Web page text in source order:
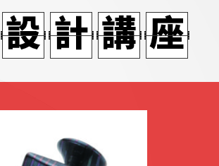
設
活
活
設 計
藝
藝
計 講
同
同
講 座
作
作
座